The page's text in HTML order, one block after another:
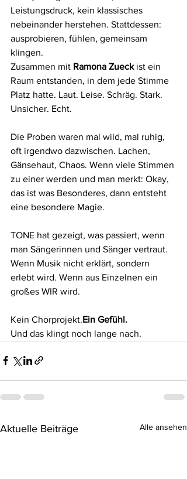
Leistungsdruck, kein klassisches
nebeinander herstehen. Stattdessen:
ausprobieren, fühlen, gemeinsam
klingen.
Zusammen mit Ramona Zueck ist ein
Raum entstanden, in dem jede Stimme
Platz hatte. Laut. Leise. Schräg. Stark.
Unsicher. Echt.
Die Proben waren mal wild, mal ruhig,
oft irgendwo dazwischen. Lachen,
Gänsehaut, Chaos. Wenn viele Stimmen
zu einer werden und man merkt: Okay,
das ist was Besonderes, dann entsteht
eine besondere Magie.
TONE hat gezeigt, was passiert, wenn
man Sängerinnen und Sänger vertraut.
Wenn Musik nicht erklärt, sondern
erlebt wird. Wenn aus Einzelnen ein
großes WIR wird.
Kein Chorprojekt.Ein Gefühl.
Und das klingt noch lange nach.
Aktuelle Beiträge Alle ansehen